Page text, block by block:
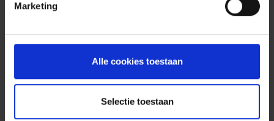
Marketing
Alle cookies toestaan
Selectie toestaan
Wat met uw rechtsbijstand